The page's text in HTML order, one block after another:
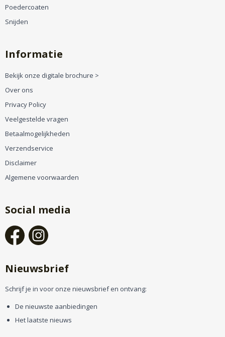
Poedercoaten
Snijden
Informatie
Bekijk onze digitale brochure >
Over ons
Privacy Policy
Veelgestelde vragen
Betaalmogelijkheden
Verzendservice
Disclaimer
Algemene voorwaarden
Social media
Nieuwsbrief
Schrijf je in voor onze nieuwsbrief en ontvang:
De nieuwste aanbiedingen
Het laatste nieuws